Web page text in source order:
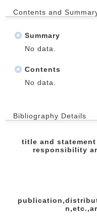
Contents and
Summary
No data.
Contents
No data.
Bibliography Details
title and
responsibility